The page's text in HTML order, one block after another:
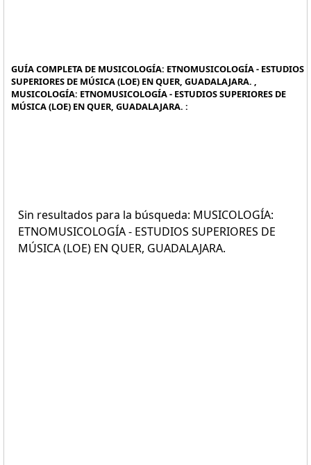
GUÍA COMPLETA DE MUSICOLOGÍA: ETNOMUSICOLOGÍA - ESTUDIOS
SUPERIORES DE MÚSICA (LOE) EN QUER, GUADALAJARA. ,
MUSICOLOGÍA: ETNOMUSICOLOGÍA - ESTUDIOS SUPERIORES DE
MÚSICA (LOE) EN QUER, GUADALAJARA. :
Sin resultados para la búsqueda: MUSICOLOGÍA:
ETNOMUSICOLOGÍA - ESTUDIOS SUPERIORES DE
MÚSICA (LOE) EN QUER, GUADALAJARA.